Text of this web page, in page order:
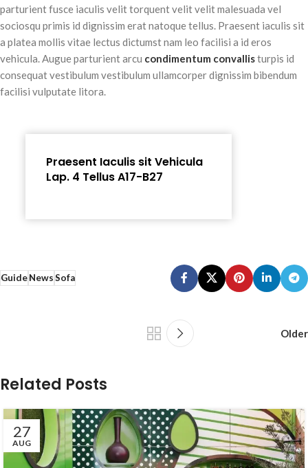
parturient fusce iaculis velit torquent velit velit malesuada vel
sociosqu primis id dignissim erat natoque tellus. Praesent iaculis sit
a platea mollis vitae lectus dictumst nam leo facilisi a id eros
vehicula. Augue parturient arcu condimentum convallisturpis id
consequat vestibulum vestibulum ullamcorper dignissim bibendum
facilisi vulputate litora.
Praesent Iaculis sit Vehicula
Lap. 4 Tellus A17-B27
GuideNewsSofa
Older
Related Posts
27
AUG